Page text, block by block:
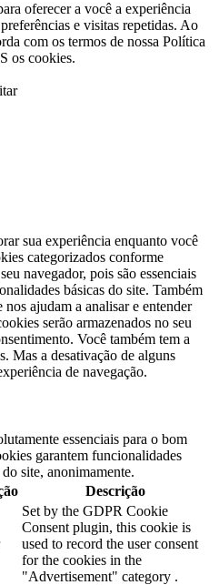
oferecer a você a experiência
e visitas repetidas. Ao
com os termos de nossa Política
os cookies.
sua experiência enquanto você
categorizados conforme
navegador, pois são essenciais
básicas do site. Também
ajudam a analisar e entender
serão armazenados no seu
Você também tem a
Mas a desativação de alguns
de navegação.
essenciais para o bom
garantem funcionalidades
site, anonimamente.
Descrição
Set by the GDPR Cookie
Consent plugin, this cookie is
used to record the user consent
for the cookies in the
"Advertisement" category .